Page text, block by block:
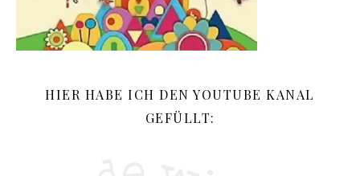
HIER HABE ICH DEN YOUTUBE KANAL
GEFÜLLT: